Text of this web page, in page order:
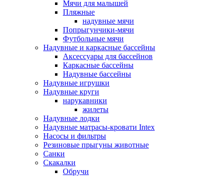
Мячи для малышей
Пляжные
надувные мячи
Попрыгунчики-мячи
Футбольные мячи
Надувные и каркасные бассейны
Аксессуары для бассейнов
Каркасные бассейны
Надувные бассейны
Надувные игрушки
Надувные круги
нарукавники
жилеты
Надувные лодки
Надувные матрасы-кровати Intex
Насосы и фильтры
Резиновые прыгуны животные
Санки
Скакалки
Обручи